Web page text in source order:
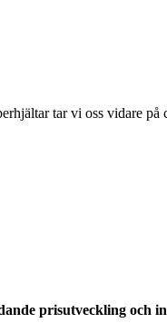
tar vi oss vidare
prisutveckling och